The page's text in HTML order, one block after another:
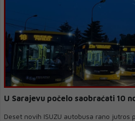
U Sarajevu počelo saobraćati 10
Deset novih ISUZU autobusa rano jutros